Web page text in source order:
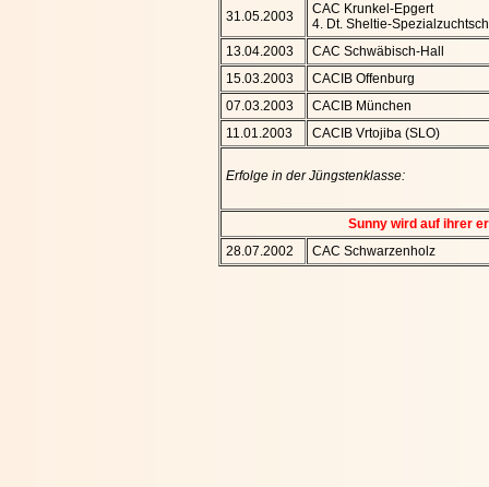
31.05.2003
CAC Krunkel-Epgert
4. Dt. Sheltie-
13.04.2003
CAC Schwäbisch-Hall
15.03.2003
CACIB Offenburg
07.03.2003
CACIB München
11.01.2003
CACIB Vrtojiba (SLO)
Erfolge in der Jüngstenklasse:
Sunny wird auf ihrer
28.07.2002
CAC Schwarzenholz